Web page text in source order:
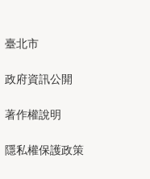
臺北市
政府資訊公開
著作權說明
隱私權保護政策